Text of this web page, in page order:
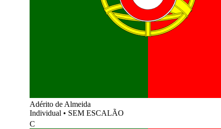
Adérito de Almeida
Individual • SEM ESCALÃO
C